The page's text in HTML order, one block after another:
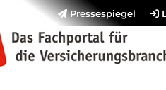
Pressespiegel